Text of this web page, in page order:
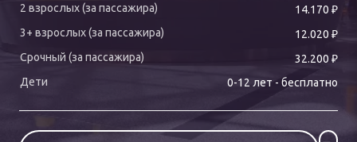
14.170 ₽
12.020 ₽
32.200 ₽
0-12 лет - бесплатно